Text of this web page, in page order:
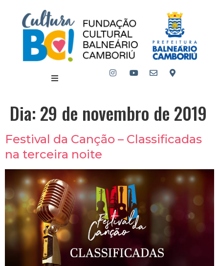
Dia: 29 de novembro de 2019
Festival da Canção – Classificadas
na terceira noite